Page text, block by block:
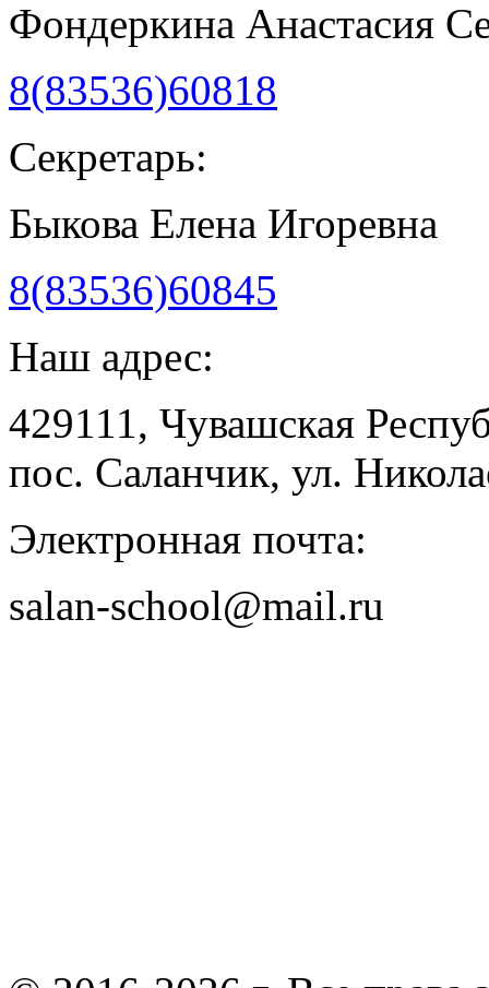
Фондеркина Анастасия
8(83536)60818
Секретарь:
Быкова Елена Игоревна
8(83536)60845
Наш адрес:
429111, Чувашская
пос. Саланчик, ул.
Электронная почта:
salan-school@mail.ru